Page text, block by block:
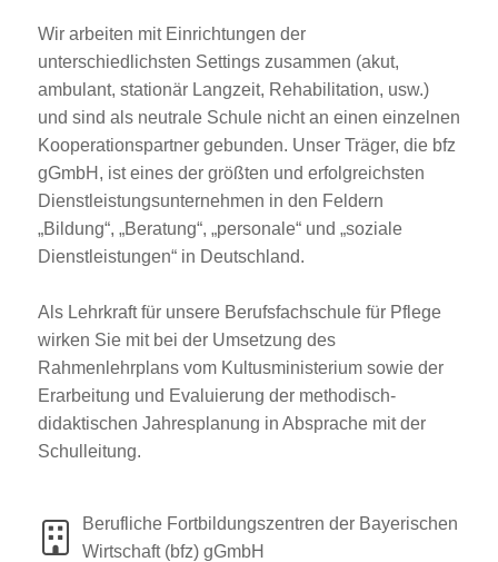
Wir arbeiten mit Einrichtungen der
unterschiedlichsten Settings zusammen (akut,
ambulant, stationär Langzeit, Rehabilitation, usw.)
und sind als neutrale Schule nicht an einen einzelnen
Kooperationspartner gebunden. Unser Träger, die bfz
gGmbH, ist eines der größten und erfolgreichsten
Dienstleistungsunternehmen in den Feldern
„Bildung“, „Beratung“, „personale“ und „soziale
Dienstleistungen“ in Deutschland.
Als Lehrkraft für unsere Berufsfachschule für Pflege
wirken Sie mit bei der Umsetzung des
Rahmenlehrplans vom Kultusministerium sowie der
Erarbeitung und Evaluierung der methodisch-
didaktischen Jahresplanung in Absprache mit der
Schulleitung.
Berufliche Fortbildungszentren der Bayerischen
Wirtschaft (bfz) gGmbH